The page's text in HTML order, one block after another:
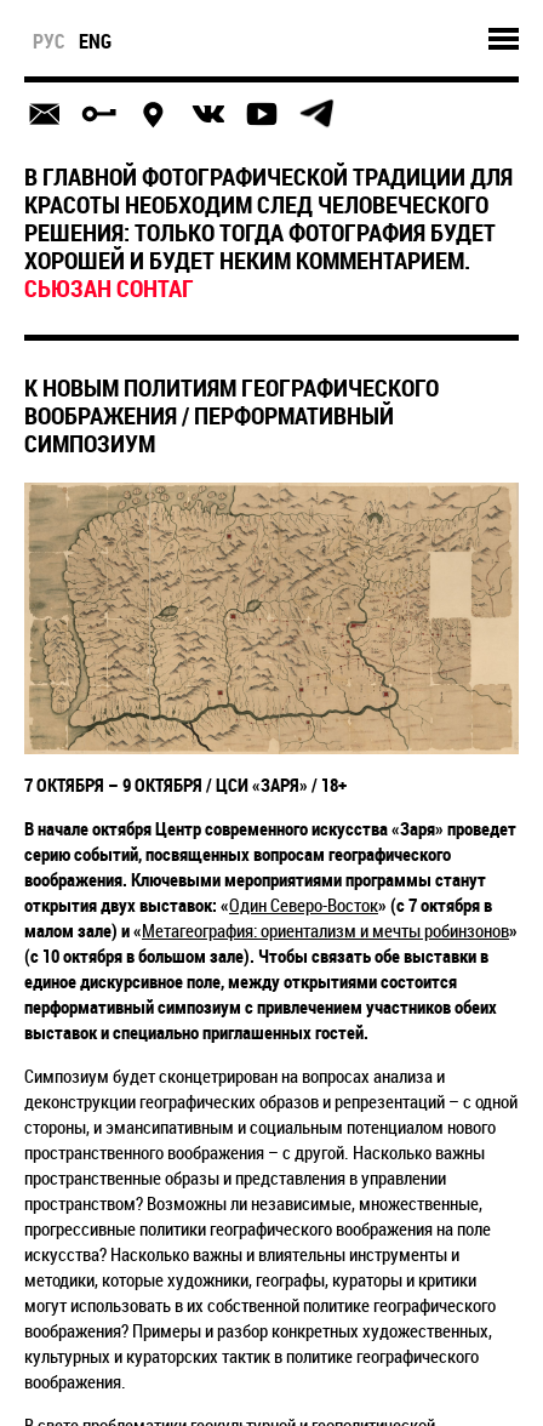
РУС ENG
В ГЛАВНОЙ ФОТОГРАФИЧЕСКОЙ ТРАДИЦИИ ДЛЯ
КРАСОТЫ НЕОБХОДИМ СЛЕД ЧЕЛОВЕЧЕСКОГО
РЕШЕНИЯ: ТОЛЬКО ТОГДА ФОТОГРАФИЯ БУДЕТ
ХОРОШЕЙ И БУДЕТ НЕКИМ КОММЕНТАРИЕМ.
СЬЮЗАН CОНТАГ
К НОВЫМ ПОЛИТИЯМ ГЕОГРАФИЧЕСКОГО
ВООБРАЖЕНИЯ / ПЕРФОРМАТИВНЫЙ
СИМПОЗИУМ
7 ОКТЯБРЯ – 9 ОКТЯБРЯ / ЦСИ«ЗАРЯ» / 18+
В начале октября Центр современного искусства «Заря» проведет
серию событий, посвященных вопросам географического
воображения. Ключевыми мероприятиями программы станут
открытия двух выставок: «Один Северо-Восток» (с 7 октября в
малом зале) и «Метагеография: ориентализм и мечты робинзонов»
(с 10 октября в большом зале). Чтобы связать обе выставки в
единое дискурсивное поле, между открытиями состоится
перформативный симпозиум с привлечением участников обеих
выставок и специально приглашенных гостей.
Симпозиум будет сконцетрирован на вопросах анализа и
деконструкции географических образов и репрезентаций – с одной
стороны, и эмансипативным и социальным потенциалом нового
пространственного воображения – с другой. Насколько важны
пространственные образы и представления в управлении
пространством? Возможны ли независимые, множественные,
прогрессивные политики географического воображения на поле
искусства? Насколько важны и влиятельны инструменты и
методики, которые художники, географы, кураторы и критики
могут использовать в их собственной политике географического
воображения? Примеры и разбор конкретных художественных,
культурных и кураторских тактик в политике географического
воображения.